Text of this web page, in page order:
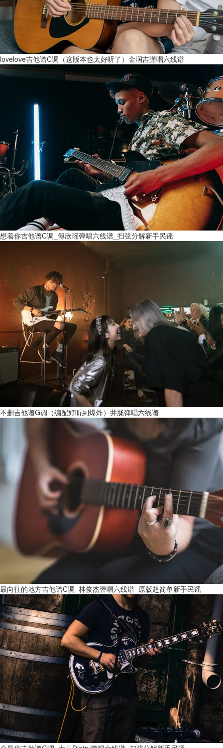
lovelove吉他谱C调（这版本也太好听了）金润吉弹唱六线谱
想着你吉他谱C调_傅欣瑶弹唱六线谱_扫弦分解新手民谣
不删吉他谱G调（编配好听到爆炸）井胧弹唱六线谱
最向往的地方吉他谱C调_林俊杰弹唱六线谱_原版超简单新手民谣